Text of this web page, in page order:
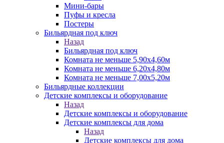
Мини-бары
Пуфы и кресла
Постеры
Бильярдная под ключ
Назад
Бильярдная под ключ
Комната не меньше 5,90х4,60м
Комната не меньше 6,20х4,80м
Комната не меньше 7,00х5,20м
Бильярдные коллекции
Детские комплексы и оборудование
Назад
Детские комплексы и оборудование
Детские комплексы для дома
Назад
Детские комплексы для дома